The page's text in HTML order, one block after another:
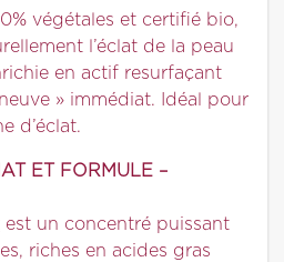
végétales et certifié bio,
l’éclat de la peau
en actif resurfaçant
» immédiat. Idéal pour
d’éclat.
ET FORMULE –
est un concentré puissant
riches en acides gras